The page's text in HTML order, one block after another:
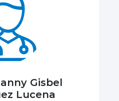
Gisbel
Lucena